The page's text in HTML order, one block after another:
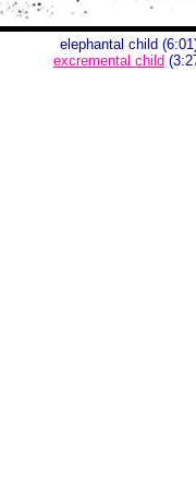
elephantal child
excremental child